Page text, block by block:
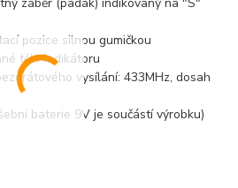
pozice silnou gumičkou
tělo indikátoru
vysílání: 433MHz, dosah
baterie 9V je součástí výrobku)